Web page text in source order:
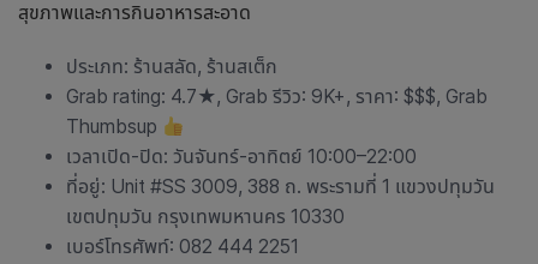
สุขภาพและการกินอาหารสะอาด
ประเภท: ร้านสลัด, ร้านสเต็ก
Grab rating: 4.7★, Grab รีวิว: 9K+, ราคา: $$$, Grab
Thumbsup
เวลาเปิด-ปิด: วันจันทร์-อาทิตย์ 10:00–22:00
ที่อยู่: Unit #SS 3009, 388 ถ. พระรามที่ 1 แขวงปทุมวัน
เขตปทุมวัน กรุงเทพมหานคร 10330
เบอร์โทรศัพท์: 082 444 2251